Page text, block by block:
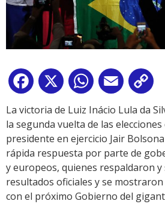
Facebook
X WhatsApp
Email
La victoria de Luiz Inácio Lula da
la segunda vuelta de las
presidente en ejercicio Jair
rápida respuesta por parte de
y europeos, quienes respaldaron
resultados oficiales y se
con el próximo Gobierno del